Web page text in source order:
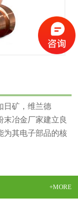
日矿，维兰德
末冶金厂家建立良
为其电子部品的核
+MORE